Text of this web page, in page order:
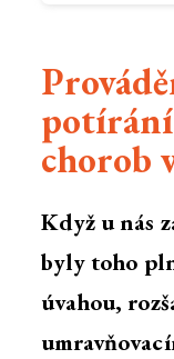
chorob
Když u nás
byly toho
úvahou,